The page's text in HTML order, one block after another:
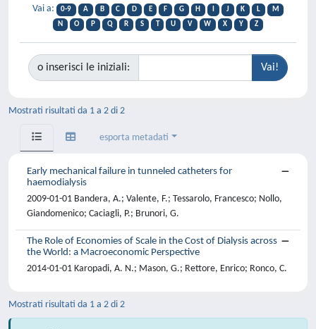
Vai a: 0-9 A B C D E F G H J K L
M
N
O P Q R S T U V W X Y Z
o inserisci le iniziali:
Mostrati risultati da 1 a 2 di 2
esporta metadati
Early mechanical failure in tunneled catheters for
haemodialysis
2009-01-01 Bandera, A.; Valente, F.; Tessarolo, Francesco; Nollo,
Giandomenico; Caciagli, P.; Brunori, G.
The Role of Economies of Scale in the Cost of Dialysis across
the World: a Macroeconomic Perspective
2014-01-01 Karopadi, A. N.; Mason, G.; Rettore, Enrico; Ronco, C.
Mostrati risultati da 1 a 2 di 2